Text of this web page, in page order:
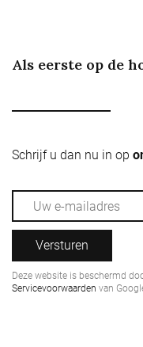
Als eerste op de
Schrijf u dan nu in op
Versturen
Deze website is beschermd
Servicevoorwaarden van